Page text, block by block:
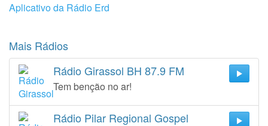
Aplicativo da Rádio Erd
Mais Rádios
Rádio Girassol BH 87.9 FM
Tem benção no ar!
Rádio Pilar Regional Gospel